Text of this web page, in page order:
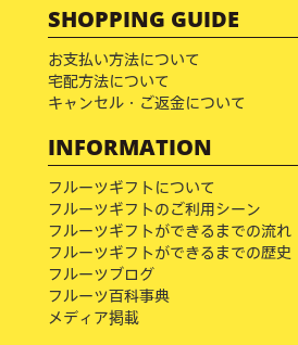
SHOPPING GUIDE
お支払い方法について
宅配方法について
キャンセル・ご返金について
INFORMATION
フルーツギフトについて
フルーツギフトのご利用シーン
フルーツギフトができるまでの流れ
フルーツギフトができるまでの歴史
フルーツブログ
フルーツ百科事典
メディア掲載